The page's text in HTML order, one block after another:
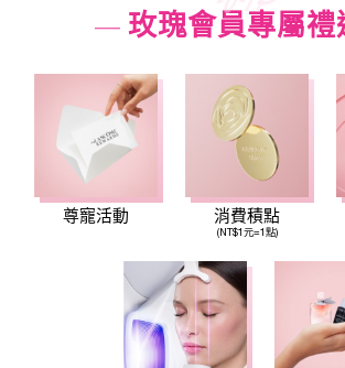
玫瑰會員專屬禮
尊寵活動 消費積點
(NT$1元=1點)